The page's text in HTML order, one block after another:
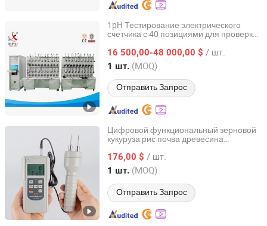
1pH Тестирование электрического
счетчика с 40 позициями для проверки
счетчика энергии/кВтч/электричества
PTC8125D
16 500,00-48 000,00 $ / шт.
1 шт. (MOQ)
Отправить Запрос
Zhejiang Hanpu Power Technology Co., Ltd.
Zhejiang, China с 2015
Цифровой функциональный зерновой
кукуруза рис почва древесина
176,00 $ / шт.
1 шт. (MOQ)
Отправить Запрос
Guangzhou Amittari Instruments Co., Ltd.
Guangdong, China с 2019